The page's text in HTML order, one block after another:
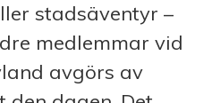
stadsäventyr –
medlemmar vid
avgörs av